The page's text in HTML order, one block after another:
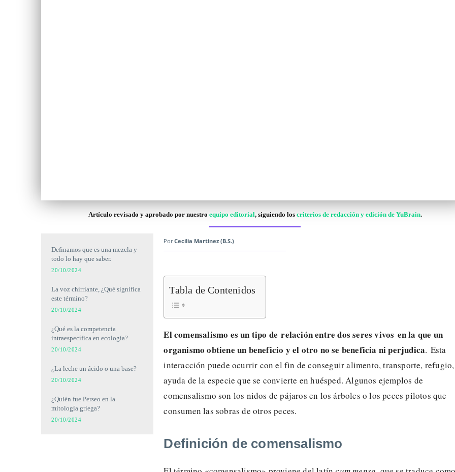
Artículo revisado y aprobado por nuestro equipo editorial, siguiendo los criterios de redacción y edición de YuBrain.
Definamos que es una mezcla y
todo lo hay que saber.
20/10/2024
La voz chirriante, ¿Qué significa
este término?
20/10/2024
¿Qué es la competencia
intraespecífica en ecología?
20/10/2024
¿La leche un ácido o una base?
20/10/2024
¿Quién fue Perseo en la
mitología griega?
20/10/2024
Por Cecilia Martinez (B.S.)
Tabla de Contenidos
El comensalismo es un tipo de relación entre dos seres vivos en la que un
organismo obtiene un beneficio y el otro no se beneficia ni perjudica. Esta
interacción puede ocurrir con el fin de conseguir alimento, transporte,
ayuda de la especie que se convierte en huésped. Algunos ejemplos de
comensalismo son los nidos de pájaros en los árboles o los peces pilotos que
consumen las sobras de otros peces.
Definición de comensalismo